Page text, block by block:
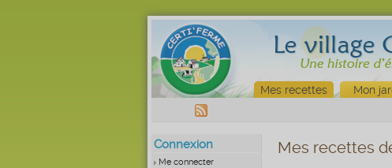
Mes recettes Mon
Connexion
Me connecter
Mes recettes